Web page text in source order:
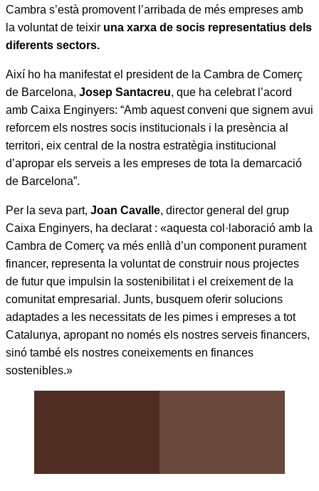
Cambra s’està promovent l’arribada de més empreses amb
la voluntat de teixir una xarxa de socis representatius dels
diferents sectors.
Així ho ha manifestat el president de la Cambra de Comerç
de Barcelona, Josep Santacreu, que ha celebrat l’acord
amb Caixa Enginyers: “Amb aquest conveni que signem avui
reforcem els nostres socis institucionals i la presència al
territori, eix central de la nostra estratègia institucional
d’apropar els serveis a les empreses de tota la demarcació
de Barcelona”.
Per la seva part, Joan Cavalle, director general del grup
Caixa Enginyers, ha declarat : «aquesta col·laboració amb la
Cambra de Comerç va més enllà d’un component purament
financer, representa la voluntat de construir nous projectes
de futur que impulsin la sostenibilitat i el creixement de la
comunitat empresarial. Junts, busquem oferir solucions
adaptades a les necessitats de les pimes i empreses a tot
Catalunya, apropant no només els nostres serveis financers,
sinó també els nostres coneixements en finances
sostenibles.»